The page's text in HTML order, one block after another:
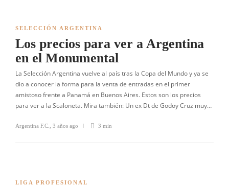
SELECCIÓN ARGENTINA
Los precios para ver a Argentina
en el Monumental
La Selección Argentina vuelve al país tras la Copa del Mundo y ya se
dio a conocer la forma para la venta de entradas en el primer
amistoso frente a Panamá en Buenos Aires. Estos son los precios
para ver a la Scaloneta. Mira también: Un ex Dt de Godoy Cruz muy…
Argentina F.C. 3 años ago 3 min
LIGA PROFESIONAL